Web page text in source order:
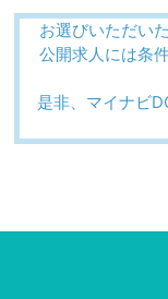
お選びいただい
公開求人には条
是非、マイナビ